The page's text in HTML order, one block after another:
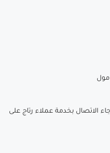
مول
الاتصال بخدمة عملاء رتاج على